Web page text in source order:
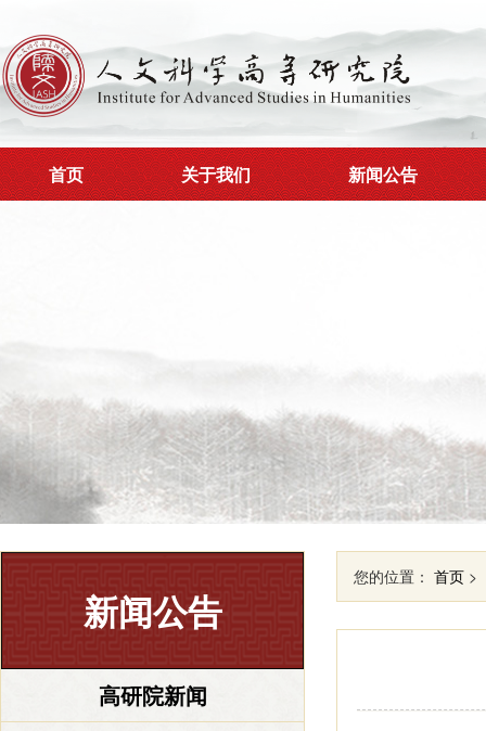
首页 关于我们 新闻公告
新闻公告
高研院新闻
您的位置： 首页 >